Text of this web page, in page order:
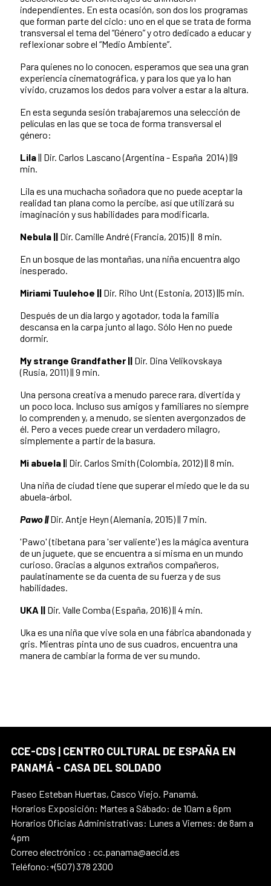
independientes. En esta ocasión, son dos los programas
que forman parte del ciclo: uno en el que se trata de forma
transversal el tema del “Género” y otro dedicado a educar y
reflexionar sobre el “Medio Ambiente”.
Para quienes no lo conocen, esperamos que sea una gran
experiencia cinematográfica, y para los que ya lo han
vivido, cruzamos los dedos para volver a estar a la altura.
En esta segunda sesión trabajaremos una selección de
películas en las que se toca de forma transversal el
género:
Lila|| Dir. Carlos Lascano (Argentina - España 2014) ||9
min.
Lila es una muchacha soñadora que no puede aceptar la
realidad tan plana como la percibe, así que utilizará su
imaginación y sus habilidades para modificarla.
Nebula || Dir. Camille André (Francia, 2015) || 8 min.
En un bosque de las montañas, una niña encuentra algo
inesperado.
Miriami Tuulehoe || Dir. Riho Unt (Estonia, 2013) ||5 min.
Después de un día largo y agotador, toda la familia
descansa en la carpa junto al lago. Sólo Hen no puede
dormir.
My strange Grandfather || Dir. Dina Velikovskaya
(Rusia, 2011) || 9 min.
Una persona creativa a menudo parece rara, divertida y
un poco loca. Incluso sus amigos y familiares no siempre
lo comprenden y, a menudo, se sienten avergonzados de
él. Pero a veces puede crear un verdadero milagro,
simplemente a partir de la basura.
Mi abuela || Dir. Carlos Smith (Colombia, 2012) || 8 min.
Una niña de ciudad tiene que superar el miedo que le da su
abuela-árbol.
Pawo ||Dir. Antje Heyn (Alemania, 2015) || 7 min.
'Pawo' (tibetana para 'ser valiente') es la mágica aventura
de un juguete, que se encuentra a sí misma en un mundo
curioso. Gracias a algunos extraños compañeros,
paulatinamente se da cuenta de su fuerza y de sus
habilidades.
UKA || Dir. Valle Comba (España, 2016) || 4 min.
Uka es una niña que vive sola en una fábrica abandonada y
gris. Mientras pinta uno de sus cuadros, encuentra una
manera de cambiar la forma de ver su mundo.
CCE-CDS | CENTRO CULTURAL DE ESPAÑA EN
PANAMÁ - CASA DEL SOLDADO
Paseo Esteban Huertas, Casco Viejo. Panamá.
Horarios Exposición: Martes a Sábado: de 10am a 6pm
Horarios Oficias Administrativas: Lunes a Viernes: de 8am a
4pm
Correo electrónico : cc.panama@aecid.es
Teléfono:+(507) 378 2300